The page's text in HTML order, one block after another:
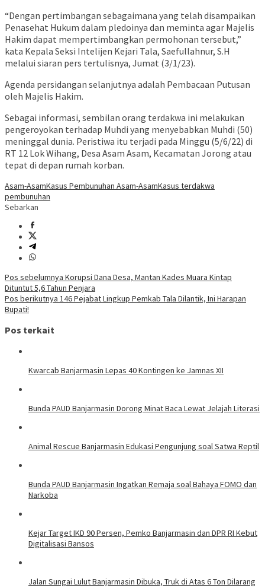
“Dengan pertimbangan sebagaimana yang telah disampaikan
Penasehat Hukum dalam pledoinya dan meminta agar Majelis
Hakim dapat mempertimbangkan permohonan tersebut,”
kata Kepala Seksi Intelijen Kejari Tala, Saefullahnur, S.H
melalui siaran pers tertulisnya, Jumat (3/1/23).
Agenda persidangan selanjutnya adalah Pembacaan Putusan
oleh Majelis Hakim.
Sebagai informasi, sembilan orang terdakwa ini melakukan
pengeroyokan terhadap Muhdi yang menyebabkan Muhdi (50)
meninggal dunia. Peristiwa itu terjadi pada Minggu (5/6/22) di
RT 12 Lok Wihang, Desa Asam Asam, Kecamatan Jorong atau
tepat di depan rumah korban.
Asam-AsamKasus Pembunuhan Asam-AsamKasus terdakwa
pembunuhan
Sebarkan
Navigasi
pos
Pos sebelumnya Korupsi Dana Desa, Mantan Kades Muara Kintap
Dituntut 5,6 Tahun Penjara
Pos berikutnya 146 Pejabat Lingkup Pemkab Tala Dilantik, Ini Harapan
Bupati!
Pos terkait
Kwarcab Banjarmasin Lepas 40 Kontingen ke Jamnas XII
Bunda PAUD Banjarmasin Dorong Minat Baca Lewat Jelajah Literasi
Animal Rescue Banjarmasin Edukasi Pengunjung soal Satwa Reptil
Bunda PAUD Banjarmasin Ingatkan Remaja soal Bahaya FOMO dan
Narkoba
Kejar Target IKD 90 Persen, Pemko Banjarmasin dan DPR RI Kebut
Digitalisasi Bansos
Jalan Sungai Lulut Banjarmasin Dibuka, Truk di Atas 6 Ton Dilarang